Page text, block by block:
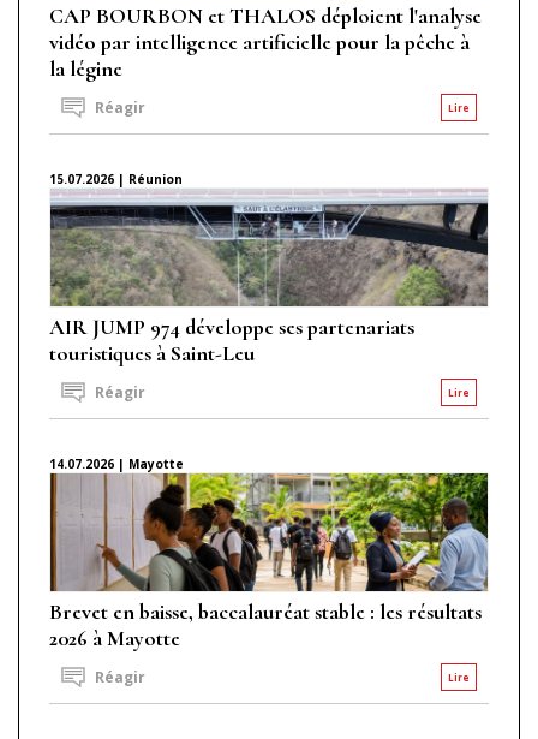
CAP BOURBON et THALOS déploient l'analyse
vidéo par intelligence artificielle pour la pêche à
la légine
Lire
Réagir
15.07.2026 | Réunion
AIR JUMP 974 développe ses partenariats
touristiques à Saint-Leu
Lire
Réagir
14.07.2026 | Mayotte
Brevet en baisse, baccalauréat stable : les résultats
2026 à Mayotte
Lire
Réagir